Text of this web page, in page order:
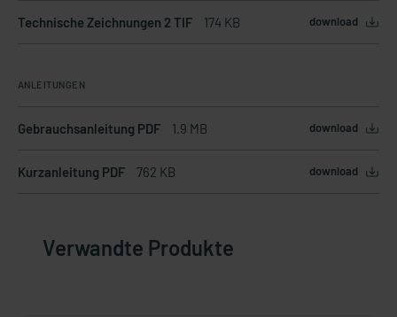
Technische Zeichnungen 2 TIF 174 KB download
ANLEITUNGEN
Gebrauchsanleitung PDF 1.9 MB download
Kurzanleitung PDF 762 KB download
Verwandte Produkte